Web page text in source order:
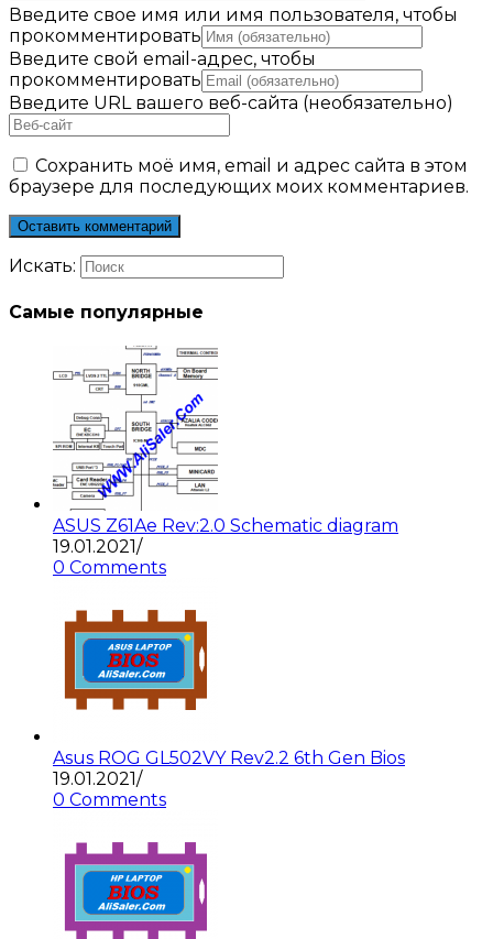
Введите свое имя или имя пользователя, чтобы
прокомментировать
Введите свой email-адрес, чтобы
прокомментировать
Введите URL вашего веб-сайта (необязательно)
Сохранить моё имя, email и адрес сайта в этом
браузере для последующих моих комментариев.
Искать:
Самые популярные
ASUS Z61Ae Rev:2.0 Schematic diagram
19.01.2021/
0 Comments
Asus ROG GL502VY Rev2.2 6th Gen Bios
19.01.2021/
0 Comments